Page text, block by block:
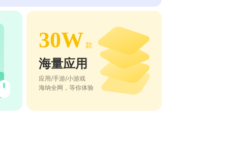
30W 款
海量应用
应用/手游/小游戏
海纳全网，等你体验